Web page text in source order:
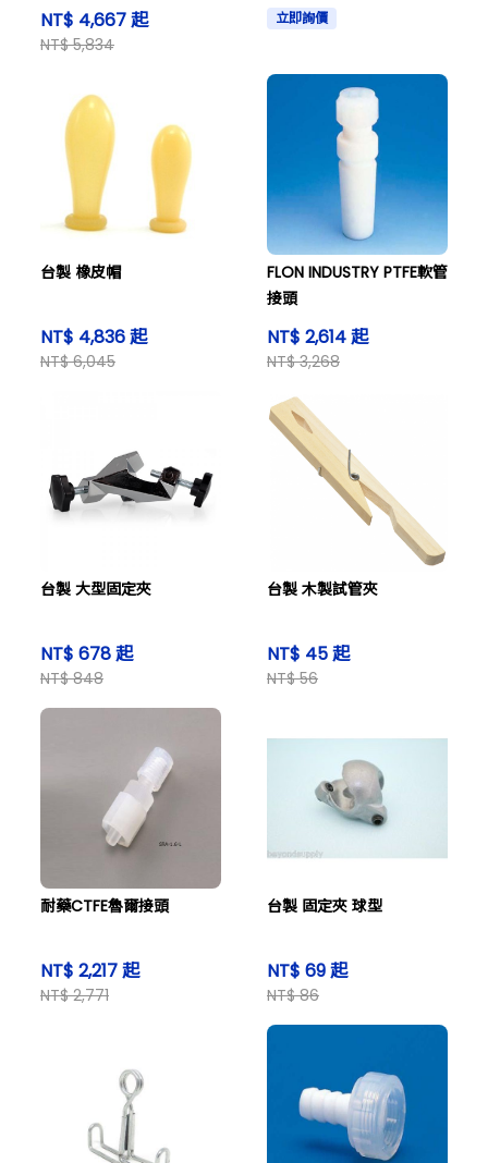
NT$ 4,667 起
NT$ 5,834
立即詢價
台製 橡皮帽
NT$ 4,836 起
NT$ 6,045
FLON INDUSTRY PTFE軟管
接頭
NT$ 2,614 起
NT$ 3,268
台製 大型固定夾
NT$ 678 起
NT$ 848
台製 木製試管夾
NT$ 45 起
NT$ 56
耐藥CTFE魯爾接頭
NT$ 2,217 起
NT$ 2,771
台製 固定夾 球型
NT$ 69 起
NT$ 86